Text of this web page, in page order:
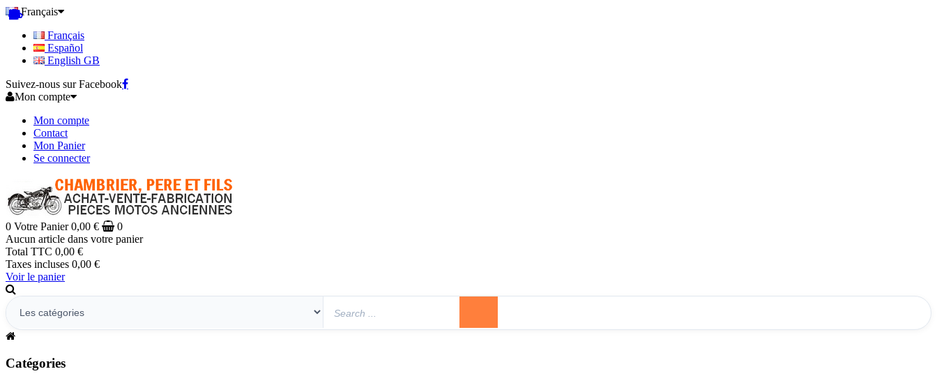
Français
Français
Español
English GB
Suivez-nous sur Facebook
Mon compte
Mon compte
Contact
Mon Panier
Se connecter
0 Votre Panier 0,00 €
0
Aucun article dans votre panier
Total TTC 0,00 €
Taxes incluses 0,00 €
Voir le panier
Catégories